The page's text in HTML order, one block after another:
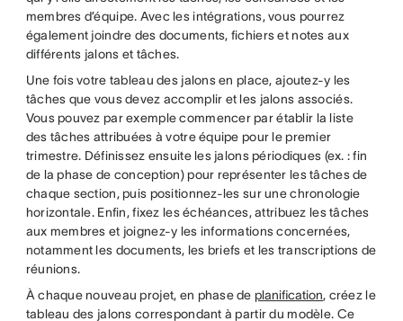
membres d’équipe. Avec les intégrations, vous pourrez
également joindre des documents, fichiers et notes aux
différents jalons et tâches.
Une fois votre tableau des jalons en place, ajoutez-y les
tâches que vous devez accomplir et les jalons associés.
Vous pouvez par exemple commencer par établir la liste
des tâches attribuées à votre équipe pour le premier
trimestre. Définissez ensuite les jalons périodiques (ex. : fin
de la phase de conception) pour représenter les tâches de
chaque section, puis positionnez-les sur une chronologie
horizontale. Enfin, fixez les échéances, attribuez les tâches
aux membres et joignez-y les informations concernées,
notamment les documents, les briefs et les transcriptions de
réunions.
À chaque nouveau projet, en phase de planification, créez le
tableau des jalons correspondant à partir du modèle. Ce